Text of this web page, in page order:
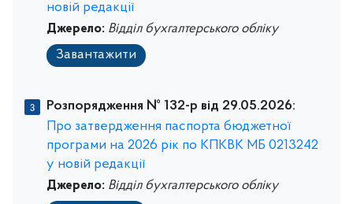
новій редакції
Джерело: Відділ бухгалтерського обліку
Завантажити
Розпорядження № 132-р від 29.05.2026:
Про затвердження паспорта бюджетної
програми на 2026 рік по КПКВК МБ 0213242
у новій редакції
Джерело: Відділ бухгалтерського обліку